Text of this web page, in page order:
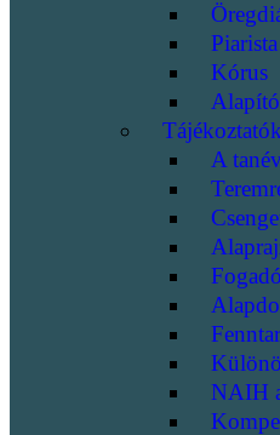
Kórus
Tájékoztatók
A
NAIH